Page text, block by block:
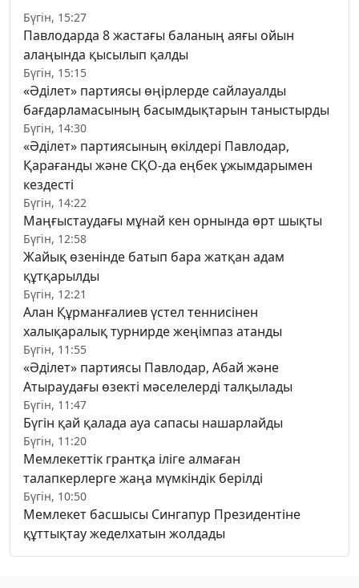
Бүгін, 15:27
Павлодарда 8 жастағы баланың аяғы ойын
алаңында қысылып қалды
Бүгін, 15:15
«Әділет» партиясы өңірлерде сайлауалды
бағдарламасының басымдықтарын таныстырды
Бүгін, 14:30
«Әділет» партиясының өкілдері Павлодар,
Қарағанды және СҚО-да еңбек ұжымдарымен
кездесті
Бүгін, 14:22
Маңғыстаудағы мұнай кен орнында өрт шықты
Бүгін, 12:58
Жайық өзенінде батып бара жатқан адам
құтқарылды
Бүгін, 12:21
Алан Құрманғалиев үстел теннисінен
халықаралық турнирде жеңімпаз атанды
Бүгін, 11:55
«Әділет» партиясы Павлодар, Абай және
Атыраудағы өзекті мәселелерді талқылады
Бүгін, 11:47
Бүгін қай қалада ауа сапасы нашарлайды
Бүгін, 11:20
Мемлекеттік грантқа іліге алмаған
талапкерлерге жаңа мүмкіндік берілді
Бүгін, 10:50
Мемлекет басшысы Сингапур Президентіне
құттықтау жеделхатын жолдады